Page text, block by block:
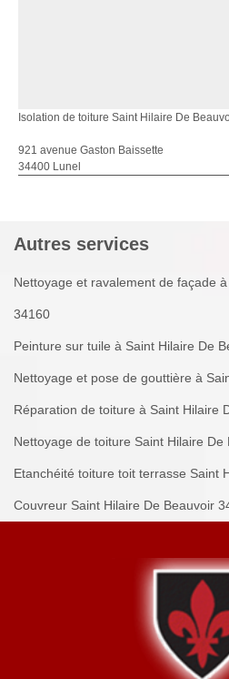
Isolation de toiture Saint Hilaire De
921 avenue Gaston Baissette
34400 Lunel
Autres services
Nettoyage et ravalement de façade
34160
Peinture sur tuile à Saint Hilaire De
Nettoyage et pose de gouttière à
Réparation de toiture à Saint Hilaire
Nettoyage de toiture Saint Hilaire De
Etanchéité toiture toit terrasse Saint
Couvreur Saint Hilaire De Beauvoir